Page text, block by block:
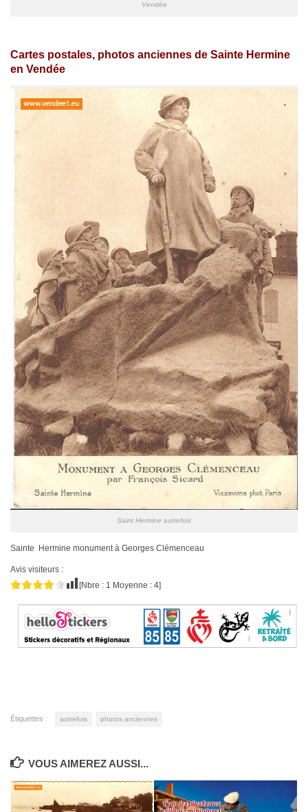
Vendée
Cartes postales, photos anciennes de Sainte Hermine
en Vendée
Saint Hermine autrefois
Sainte Hermine monument à Georges Clémenceau
Avis visiteurs :
[Nbre : 1 Moyenne : 4]
Étiquettes : autrefois photos anciennes
VOUS AIMEREZ AUSSI...